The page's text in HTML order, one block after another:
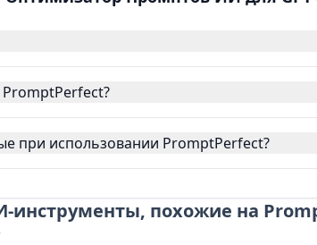
при использовании PromptPerfect?
инструменты, похожие на